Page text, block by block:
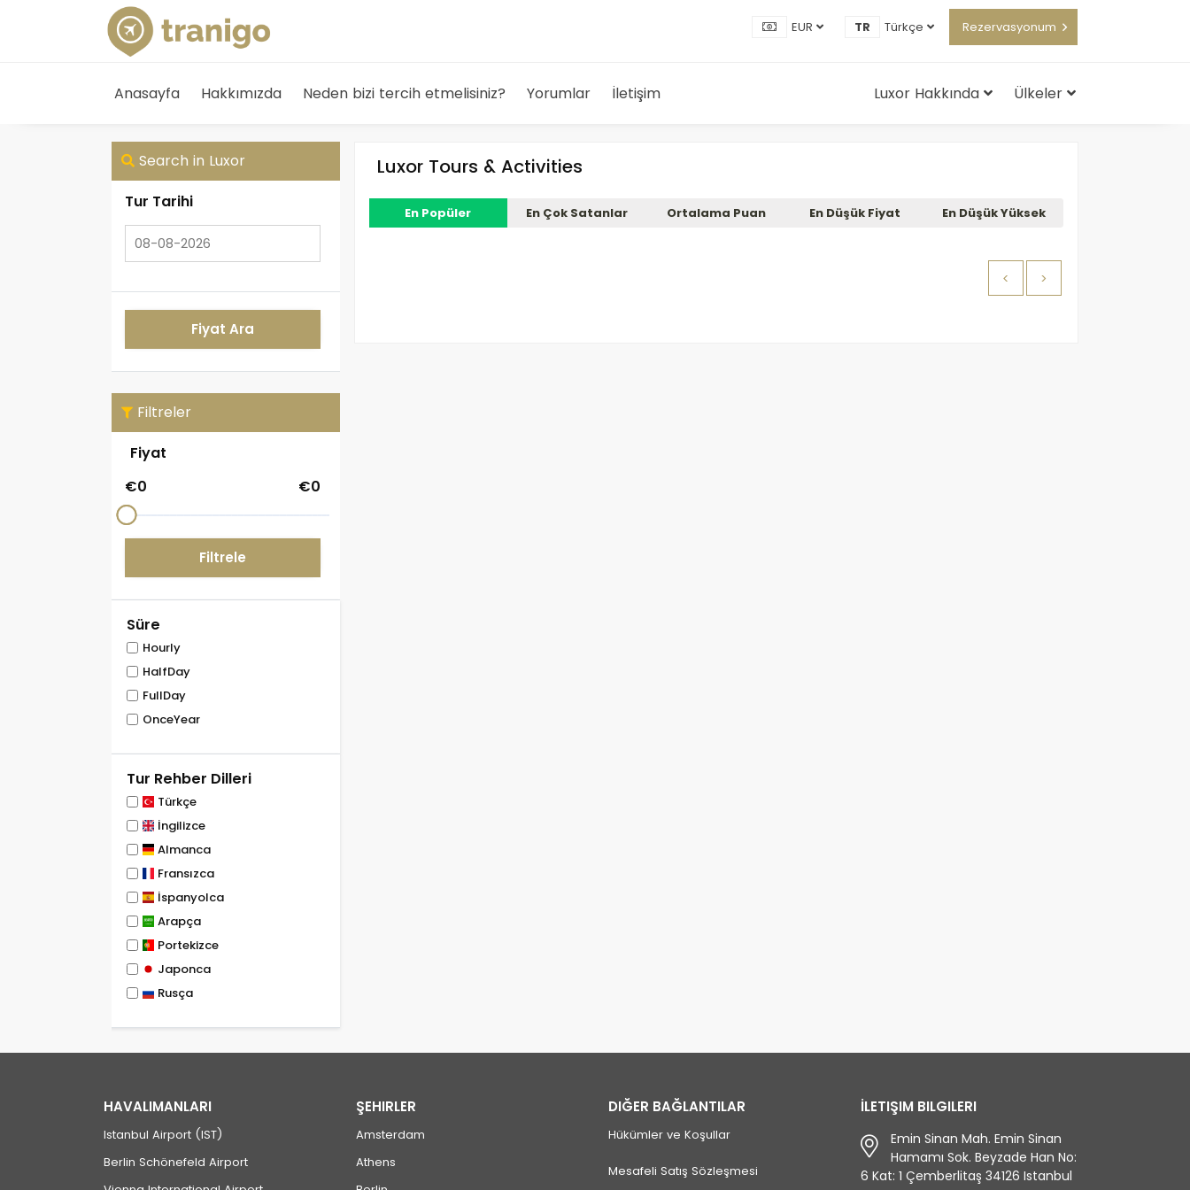
EUR TR Türkçe Rezervasyonum
Anasayfa Hakkımızda Neden bizi tercih etmelisiniz? Yorumlar İletişim Ülkeler
Luxor Hakkında
Search in Luxor
Tur Tarihi
Fiyat Ara
Filtreler
Fiyat
€0 0
€
Filtrele
Süre
Hourly
HalfDay
FullDay
OnceYear
Tur Rehber Dilleri
Türkçe
İngilizce
Almanca
Fransızca
İspanyolca
Arapça
Portekizce
Japonca
Rusça
Luxor Tours & Activities
En Popüler En Çok Satanlar Ortalama Puan En Düşük Fiyat En Düşük Yüksek
< >
HAVALIMANLARI
Istanbul Airport (IST)
Berlin Schönefeld Airport
ŞEHIRLER
Amsterdam
Athens
DIĞER BAĞLANTILAR
Hükümler ve Koşullar
Mesafeli Satış Sözleşmesi
İLETIŞIM BILGILERI
Emin Sinan Mah. Emin Sinan
Hamamı Sok. Beyzade Han No:
6 Kat: 1 Çemberlitaş 34126 Istanbul